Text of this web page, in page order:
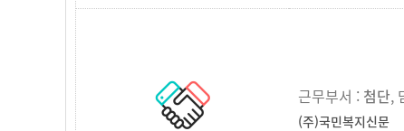
근무부서 : 첨단,
(주)국민복지신문